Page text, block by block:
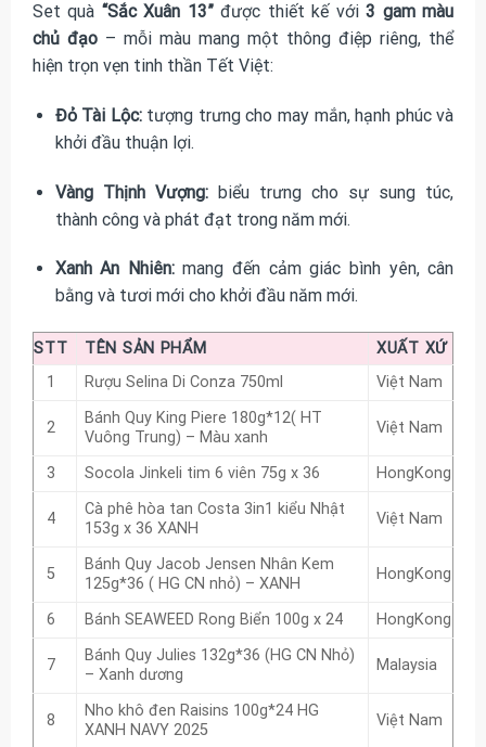
Set quà “Sắc Xuân 13”được thiết kế với3 gam màu
chủ đạo– mỗi màu mang một thông điệp riêng, thể
hiện trọn vẹn tinh thần Tết Việt:
Đỏ Tài Lộc:tượng trưng cho may mắn, hạnh phúc và
khởi đầu thuận lợi.
Vàng Thịnh Vượng:biểu trưng cho sự sung túc,
thành công và phát đạt trong năm mới.
Xanh An Nhiên:mang đến cảm giác bình yên, cân
bằng và tươi mới cho khởi đầu năm mới.
STT TÊN SẢN PHẨM
XUẤT XỨ
1
Rượu Selina Di Conza 750ml Việt Nam
2
Bánh Quy King Piere 180g*12( HT
Vuông Trung) – Màu xanh
Việt Nam
3 Socola Jinkeli tim 6 viên 75g x 36 HongKong
4
Cà phê hòa tan Costa 3in1 kiểu Nhật
153g x 36 XANH
Việt Nam
5
Bánh Quy Jacob Jensen Nhân Kem
125g*36 ( HG CN nhỏ) – XANH
HongKong
6 Bánh SEAWEED Rong Biển 100g x 24 HongKong
7
Bánh Quy Julies 132g*36 (HG CN Nhỏ)
– Xanh dương
Malaysia
8
Nho khô đen Raisins 100g*24 HG
XANH NAVY 2025
Việt Nam